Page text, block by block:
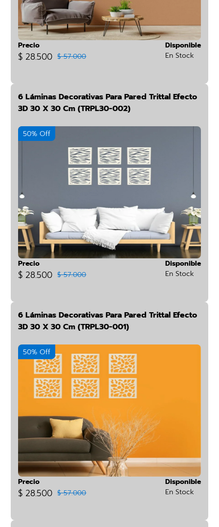
Precio
$ 28.500 $ 57.000
Disponible
En Stock
6 Láminas Decorativas Para Pared Trittal Efecto
3D 30 X 30 Cm (TRPL30-002)
50% Off
Precio
$ 28.500 $ 57.000
Disponible
En Stock
6 Láminas Decorativas Para Pared Trittal Efecto
3D 30 X 30 Cm (TRPL30-001)
50% Off
Precio
$ 28.500 $ 57.000
Disponible
En Stock